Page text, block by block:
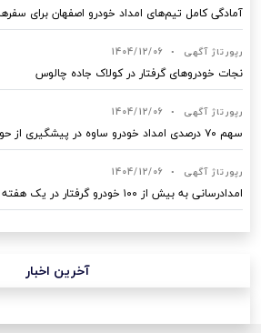
آمادگی کامل تیم‌های امداد خودرو اصفهان برای
رپورتاژ آگهی •
1404/12/06
نجات خودروهای گرفتار در کولاک جاده چالوس
رپورتاژ آگهی •
1404/12/06
سهم ۷۰ درصدی امداد خودرو ساوه در پیشگیری از حوادث جاده‌ای
رپورتاژ آگهی •
1404/12/06
امدادرسانی به بیش از ۱۰۰ خودرو گرفتار در یک هفته اخیر در اهواز
آخرین اخبار